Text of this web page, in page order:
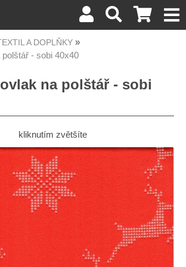
A DOPLŇKY
- sobi 40x40
na polštář - sobi
kliknutím zvětšíte